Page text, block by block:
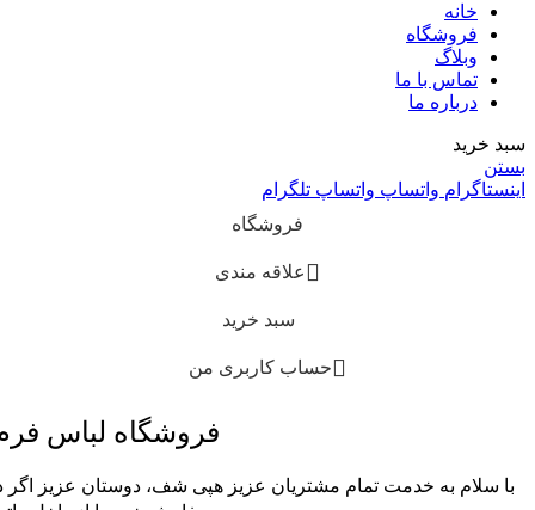
خانه
فروشگاه
وبلاگ
تماس با ما
درباره ما
سبد خرید
بستن
اینستاگرام واتساپ واتساپ تلگرام
فروشگاه
علاقه مندی
سبد خرید
حساب کاربری من
فروشگاه لباس
با سلام به خدمت تمام مشتریان عزیز هپی شف، دوستان عزیز اگر